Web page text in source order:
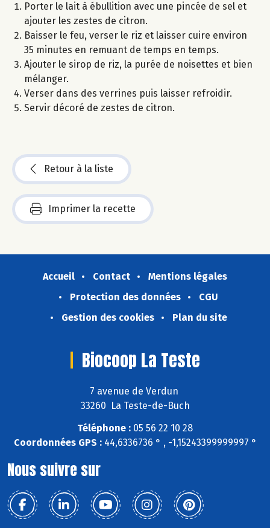
Porter le lait à ébullition avec une pincée de sel et
ajouter les zestes de citron.
Baisser le feu, verser le riz et laisser cuire environ
35 minutes en remuant de temps en temps.
Ajouter le sirop de riz, la purée de noisettes et bien
mélanger.
Verser dans des verrines puis laisser refroidir.
Servir décoré de zestes de citron.
Retour à la liste
Imprimer la recette
Accueil Contact
Mentions légales
Protection des données
CGU
Gestion des cookies
Plan du site
Biocoop La Teste
7 avenue de Verdun
33260 La Teste-de-Buch
Téléphone : 05 56 22 10 28
Coordonnées GPS :44,6336736 ° , -1,15243399999997 °
Nous suivre sur